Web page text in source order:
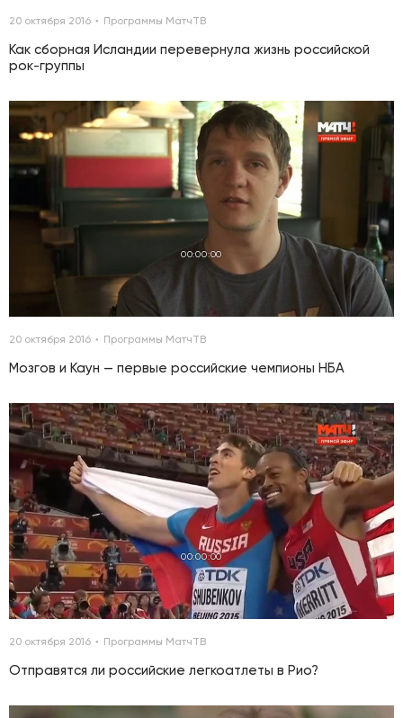
20 октября 2016 Программы МатчТВ
Как сборная Исландии перевернула жизнь российской
рок-группы
00:00:00
20 октября 2016 Программы МатчТВ
Мозгов и Каун — первые российские чемпионы НБА
00:00:00
20 октября 2016 Программы МатчТВ
Отправятся ли российские легкоатлеты в Рио?